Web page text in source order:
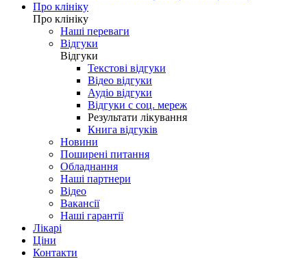
Про клініку
Про клініку
Наші переваги
Відгуки
Відгуки
Текстові відгуки
Відео відгуки
Аудіо відгуки
Відгуки с соц. мереж
Результати лікування
Книга відгуків
Новини
Поширені питання
Обладнання
Наші партнери
Відео
Вакансії
Наші гарантії
Лікарі
Ціни
Контакти